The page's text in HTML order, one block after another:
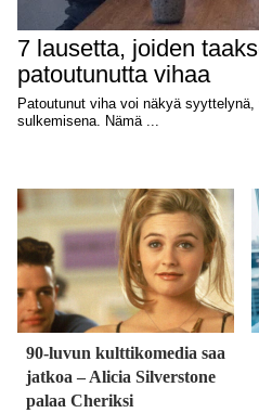
90-luvun kulttikomedia saa
jatkoa – Alicia Silverstone
palaa Cheriksi